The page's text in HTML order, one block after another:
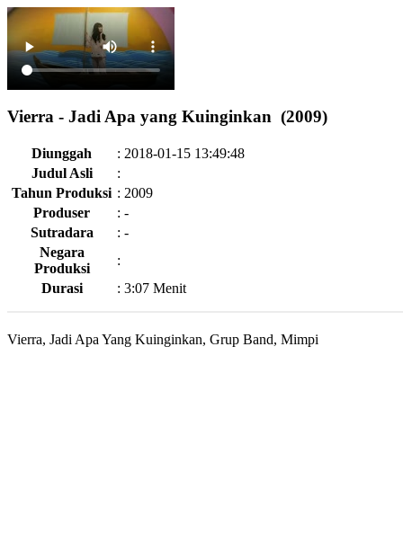
Vierra - Jadi Apa yang Kuinginkan (2009)
Diunggah : 2018-01-15 13:49:48
Judul Asli
:
Tahun Produksi : 2009
Produser
: -
Sutradara
: -
Negara
Produksi
:
Durasi
: 3:07 Menit
Vierra, Jadi Apa Yang Kuinginkan, Grup Band, Mimpi